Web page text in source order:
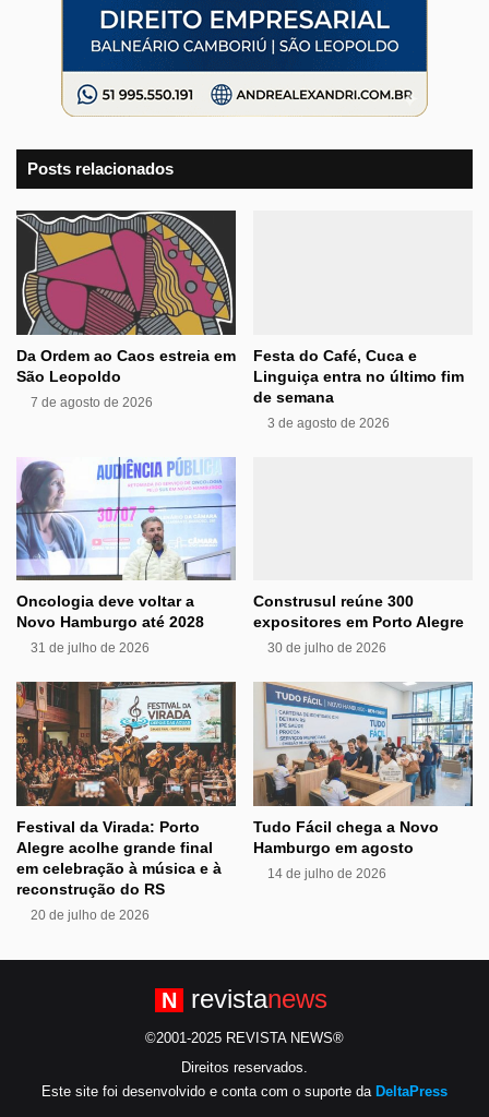
Posts relacionados
Da Ordem ao Caos estreia em
São Leopoldo
7 de agosto de 2026
Festa do Café, Cuca e
Linguiça entra no último fim
de semana
3 de agosto de 2026
Oncologia deve voltar a
Novo Hamburgo até 2028
31 de julho de 2026
Construsul reúne 300
expositores em Porto Alegre
30 de julho de 2026
Festival da Virada: Porto
Alegre acolhe grande final
em celebração à música e à
reconstrução do RS
20 de julho de 2026
Tudo Fácil chega a Novo
Hamburgo em agosto
14 de julho de 2026
N revistanews
©2001-2025 REVISTA NEWS®
Direitos reservados.
Este site foi desenvolvido e conta com o suporte da DeltaPress